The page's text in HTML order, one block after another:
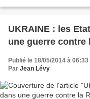
UKRAINE : les
une guerre contre
Publié le 18/05/2014 à 06:33
Par Jean Lévy